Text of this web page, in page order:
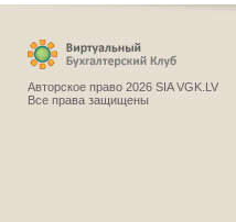
Авторское право 2026 SIA VGK.LV
Все права защищены